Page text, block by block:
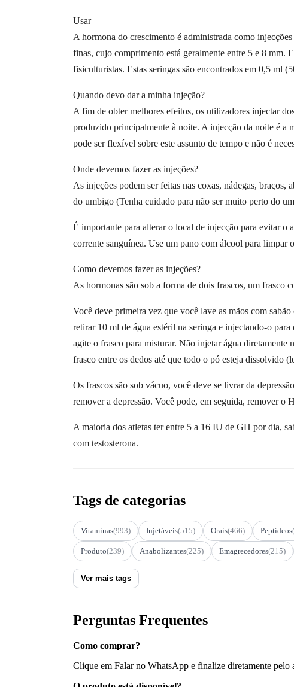
Usar
A hormona do crescimento é administrada como
finas, cujo comprimento está geralmente entre 5 e 8 mm.
fisiculturistas. Estas seringas são encontrados em 0,5 ml
Quando devo dar a minha injeção?
A fim de obter melhores efeitos, os utilizadores injectar
produzido principalmente à noite. A injecção da noite é a
pode ser flexível sobre este assunto de tempo e não é
Onde devemos fazer as injeções?
As injeções podem ser feitas nas coxas, nádegas,
do umbigo (Tenha cuidado para não ser muito perto do
É importante para alterar o local de injecção para evitar o
corrente sanguínea. Use um pano com álcool para limpar
Como devemos fazer as injeções?
As hormonas são sob a forma de dois frascos, um frasco
Você deve primeira vez que você lave as mãos com
retirar 10 ml de água estéril na seringa e injectando-o
agite o frasco para misturar. Não injetar água
frasco entre os dedos até que todo o pó esteja dissolvido
Os frascos são sob vácuo, você deve se livrar da
remover a depressão. Você pode, em seguida, remover o
A maioria dos atletas ter entre 5 a 16 IU de GH por dia,
com testosterona.
Tags de categorias
Vitaminas(993) Injetáveis(515) Orais(466) Peptídeos
Produto(239) Anabolizantes(225) Emagrecedores(215)
Ver mais tags
Perguntas Frequentes
Como comprar?
Clique em Falar no WhatsApp e finalize diretamente pelo